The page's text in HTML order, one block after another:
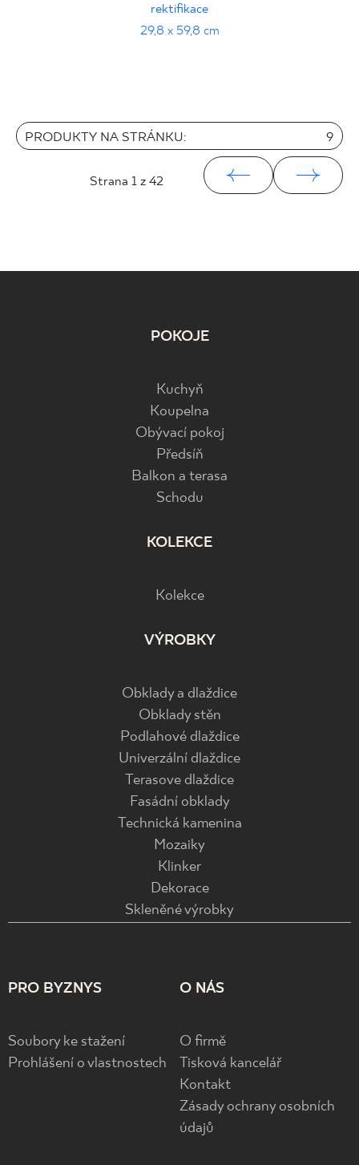
rektifikace
29,8 x 59,8 cm
PRODUKTY NA STRÁNKU: 9
Strana 1 z 42
POKOJE
Kuchyň
Koupelna
Obývací pokoj
Předsíň
Balkon a terasa
Schodu
KOLEKCE
Kolekce
VÝROBKY
Obklady a dlaždice
Obklady stěn
Podlahové dlaždice
Univerzální dlaždice
Terasove dlaždice
Fasádní obklady
Technická kamenina
Mozaiky
Klinker
Dekorace
Skleněné výrobky
PRO BYZNYS
Soubory ke stažení
Prohlášení o vlastnostech
O NÁS
O firmě
Tisková kancelář
Kontakt
Zásady ochrany osobních
údajů